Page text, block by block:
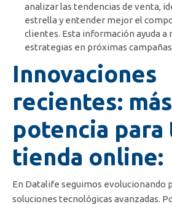
analizar las tendencias de venta,
estrella y entender mejor el
clientes. Esta información ayuda a
estrategias en próximas
Innovaciones
recientes: más
potencia para
tienda online:
En Datalife seguimos evolucionando
soluciones tecnológicas avanzadas.